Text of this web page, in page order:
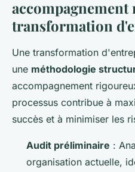
accompagnement
transformation
Une transformation
une méthodologie
accompagnement
processus contribue à
succès et à minimiser les
Audit préliminaire :
organisation actuelle,